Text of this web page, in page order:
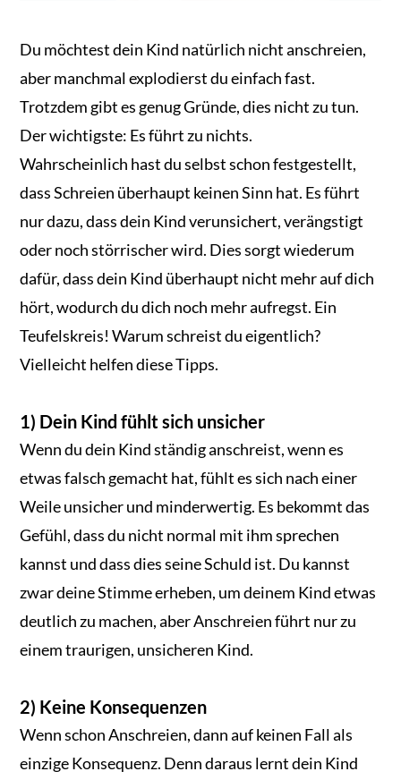
Du möchtest dein Kind natürlich nicht anschreien,
aber manchmal explodierst du einfach fast.
Trotzdem gibt es genug Gründe, dies nicht zu tun.
Der wichtigste: Es führt zu nichts.
Wahrscheinlich hast du selbst schon festgestellt,
dass Schreien überhaupt keinen Sinn hat. Es führt
nur dazu, dass dein Kind verunsichert, verängstigt
oder noch störrischer wird. Dies sorgt wiederum
dafür, dass dein Kind überhaupt nicht mehr auf dich
hört, wodurch du dich noch mehr aufregst. Ein
Teufelskreis! Warum schreist du eigentlich?
Vielleicht helfen diese Tipps.
1) Dein Kind fühlt sich unsicher
Wenn du dein Kind ständig anschreist, wenn es
etwas falsch gemacht hat, fühlt es sich nach einer
Weile unsicher und minderwertig. Es bekommt das
Gefühl, dass du nicht normal mit ihm sprechen
kannst und dass dies seine Schuld ist. Du kannst
zwar deine Stimme erheben, um deinem Kind etwas
deutlich zu machen, aber Anschreien führt nur zu
einem traurigen, unsicheren Kind.
2) Keine Konsequenzen
Wenn schon Anschreien, dann auf keinen Fall als
einzige Konsequenz. Denn daraus lernt dein Kind